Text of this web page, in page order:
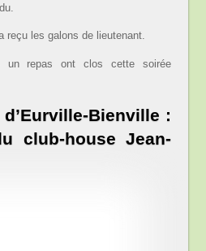
reçu les galons de lieutenant.
un repas ont clos cette soirée
Bienville :
club-house Jean-